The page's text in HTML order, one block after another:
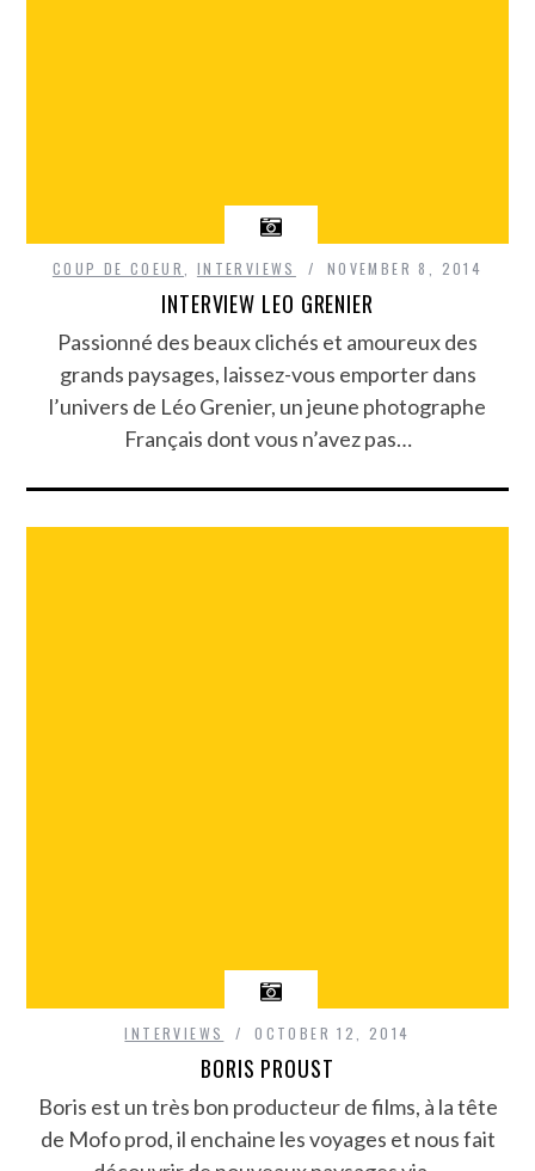
COUP DE COEUR INTERVIEWS NOVEMBER 8, 2014
INTERVIEW LEO GRENIER
Passionné des beaux clichés et amoureux des
grands paysages, laissez-vous emporter dans
l’univers de Léo Grenier, un jeune photographe
Français dont vous n’avez pas…
INTERVIEWS OCTOBER 12, 2014
BORIS PROUST
Boris est un très bon producteur de films, à la tête
de Mofo prod, il enchaine les voyages et nous fait